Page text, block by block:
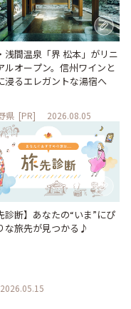
浅間温泉「界 松本」がリニ
ルオープン。信州ワインと
浸るエレガントな湯宿へ
県 [PR] 2026.08.05
診断】あなたの“いま”にぴ
な旅先が見つかる♪
2026.05.15